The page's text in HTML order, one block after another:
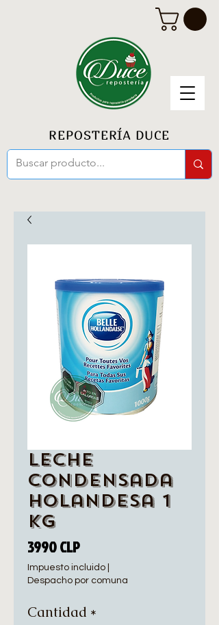
REPOSTERÍA DUCE
Leche
Condensada
Holandesa 1
Kg
3990 CLPPrecio
Impuesto incluido
Despacho por comuna
Cantidad *